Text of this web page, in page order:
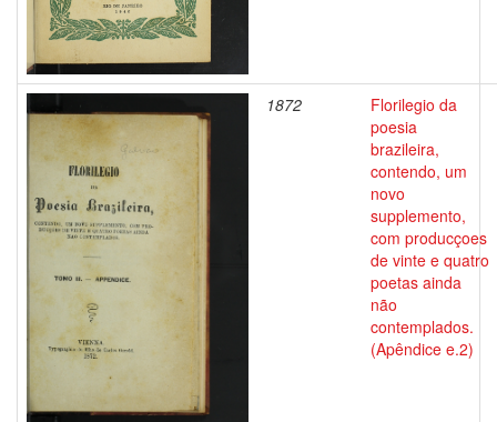
1872
Florilegio da
poesia
brazileira,
contendo, um
novo
supplemento,
com producçoes
de vinte e quatro
poetas ainda
não
contemplados.
(Apêndice e.2)